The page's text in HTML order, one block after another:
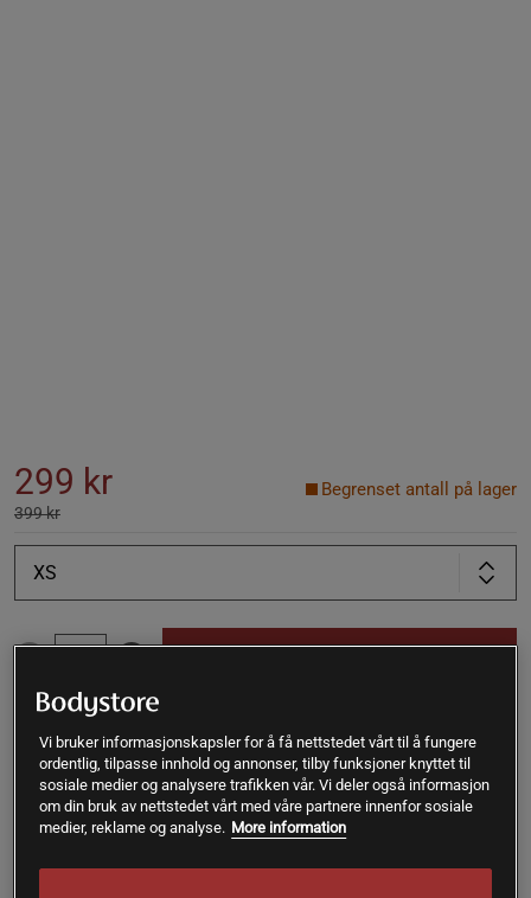
299 kr
399 kr
Begrenset antall på lager
XS
SKU #F087250802D87R | EAN 7333403047567
Få en stilig og komfortabel treningsopplevelse med Mini
Vi bruker informasjonskapsler for å få nettstedet vårt til å fungere
ordentlig, tilpasse innhold og annonser, tilby funksjoner knyttet til
sosiale medier og analysere trafikken vår. Vi deler også informasjon
om din bruk av nettstedet vårt med våre partnere innenfor sosiale
medier, reklame og analyse. More information